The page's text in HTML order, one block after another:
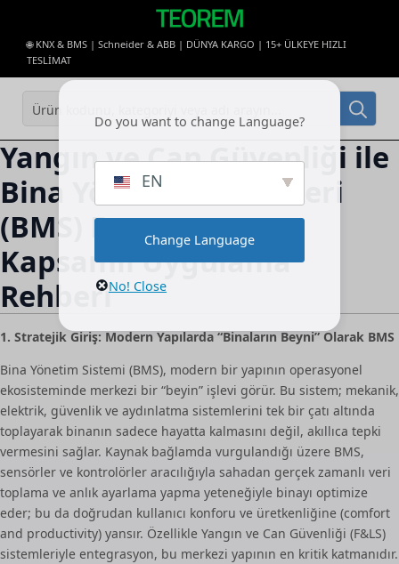
Yangın ve Can Güvenliği ile
Bina Yönetim Sistemleri
(BMS) Entegrasyonu:
Kapsamlı Uygulama
Rehberi
1. Stratejik Giriş: Modern Yapılarda “Binaların Beyni” Olarak BMS
Bina Yönetim Sistemi (BMS), modern bir yapının operasyonel
ekosisteminde merkezi bir “beyin” işlevi görür. Bu sistem; mekanik,
elektrik, güvenlik ve aydınlatma sistemlerini tek bir çatı altında
toplayarak binanın sadece hayatta kalmasını değil, akıllıca tepki
vermesini sağlar. Kaynak bağlamda vurgulandığı üzere BMS,
sensörler ve kontrolörler aracılığıyla sahadan gerçek zamanlı veri
toplama ve anlık ayarlama yapma yeteneğiyle binayı optimize
eder; bu da doğrudan kullanıcı konforu ve üretkenliğine (comfort
and productivity) yansır. Özellikle Yangın ve Can Güvenliği (F&LS)
sistemleriyle entegrasyon, bu merkezi yapının en kritik katmanıdır.
🌐 KNX & BMS | Schneider & ABB | DÜNYA KARGO | 15+ ÜLKEYE HIZLI
TESLİMAT
for:
Do you want to change Language?
EN
Change Language
No! Close